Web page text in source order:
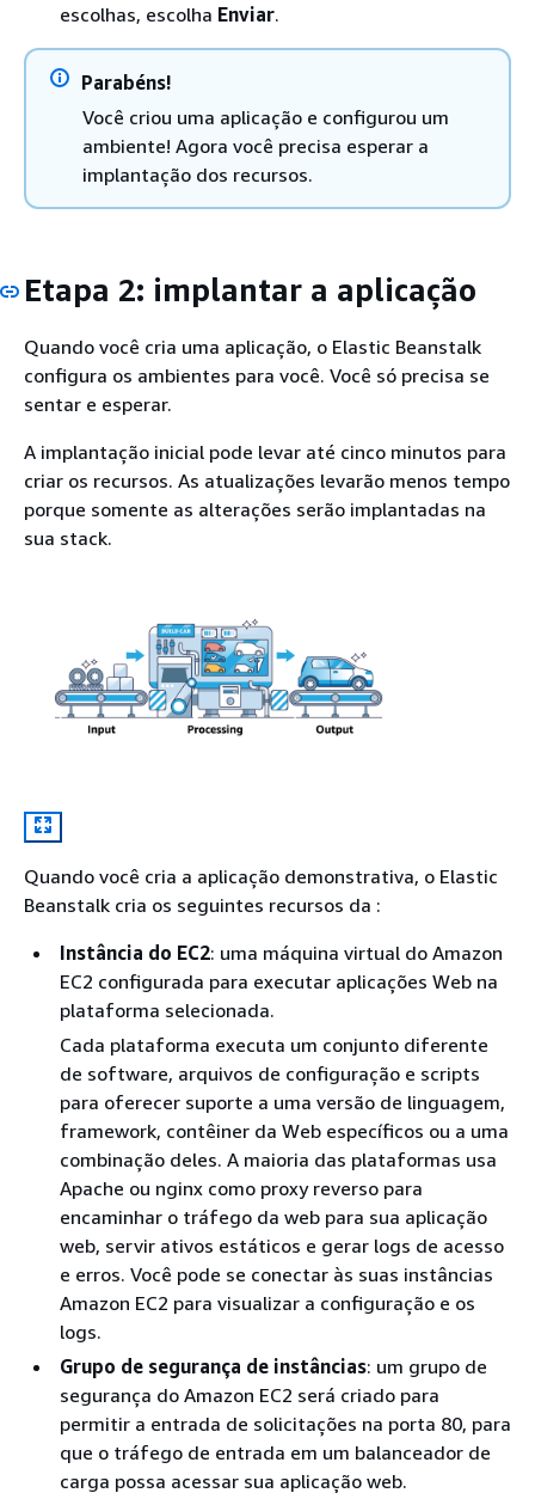
escolhas, escolha Enviar.
Parabéns!
Você criou uma aplicação e configurou um
ambiente! Agora você precisa esperar a
implantação dos recursos.
Etapa 2: implantar a aplicação
Quando você cria uma aplicação, o Elastic Beanstalk
configura os ambientes para você. Você só precisa se
sentar e esperar.
A implantação inicial pode levar até cinco minutos para
criar os recursos. As atualizações levarão menos tempo
porque somente as alterações serão implantadas na
sua stack.
Quando você cria a aplicação demonstrativa, o Elastic
Beanstalk cria os seguintes recursos da :
Instância do EC2: uma máquina virtual do Amazon
EC2 configurada para executar aplicações Web na
plataforma selecionada.
Cada plataforma executa um conjunto diferente
de software, arquivos de configuração e scripts
para oferecer suporte a uma versão de linguagem,
framework, contêiner da Web específicos ou a uma
combinação deles. A maioria das plataformas usa
Apache ou nginx como proxy reverso para
encaminhar o tráfego da web para sua aplicação
web, servir ativos estáticos e gerar logs de acesso
e erros. Você pode se conectar às suas instâncias
Amazon EC2 para visualizar a configuração e os
logs.
Grupo de segurança de instâncias: um grupo de
segurança do Amazon EC2 será criado para
permitir a entrada de solicitações na porta 80, para
que o tráfego de entrada em um balanceador de
carga possa acessar sua aplicação web.